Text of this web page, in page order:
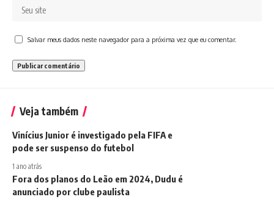
Salvar meus dados neste navegador para a próxima vez que eu comentar.
Veja também
Vinícius Junior é investigado pela FIFA e
pode ser suspenso do futebol
1 ano atrás
Fora dos planos do Leão em 2024, Dudu é
anunciado por clube paulista